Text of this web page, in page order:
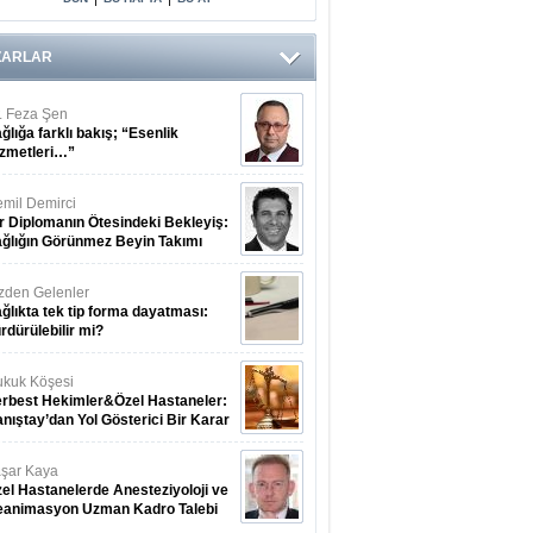
Feza Şen
farklı bakış; “Esenlik
Demirci
Diplomanın Ötesindeki Bekleyiş:
Görünmez Beyin Takımı
Gelenler
tek tip forma dayatması:
mi?
Köşesi
Hekimler&Özel Hastaneler:
Yol Gösterici Bir Karar
Kaya
Hastanelerde Anesteziyoloji ve
Uzman Kadro Talebi